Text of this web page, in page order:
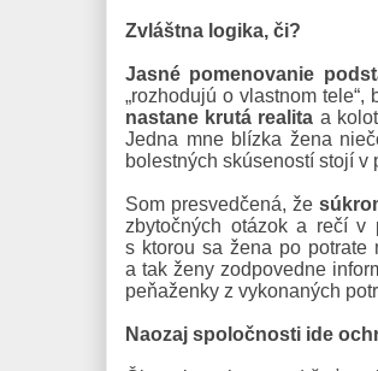
Zvláštna logika, či?
Jasné pomenovanie
„rozhodujú o vlastnom
nastane krutá realita a
Jedna mne blízka žena
bolestných skúseností stojí v
Som presvedčená, že
zbytočných otázok a rečí
s ktorou sa žena po potrate
a tak ženy zodpovedne
peňaženky z vykonaných
Naozaj spoločnosti ide